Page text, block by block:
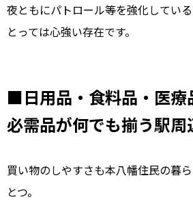
夜ともにパトロール等を強化してい
とっては心強い存在です。
■日用品・食料品・医療
必需品が何でも揃う駅周
買い物のしやすさも本八幡住民の暮
とつ。